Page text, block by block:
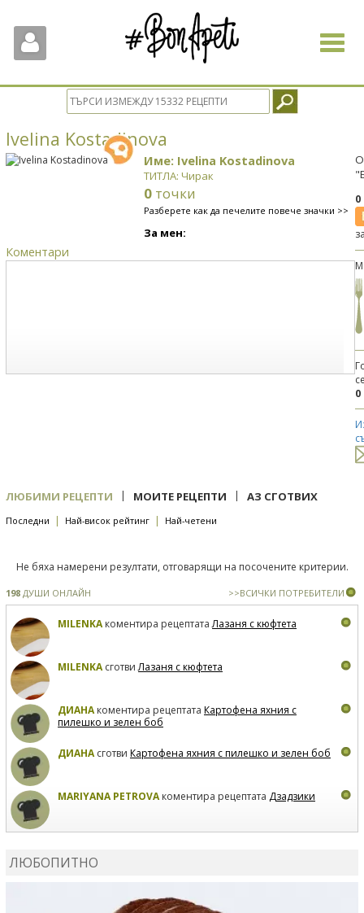
Toggle
Ivelina Kostadinova
Име: Ivelina Kostadinova
ТИТЛА: Чирак
0 точки
Разберете как да печелите повече значки >>
За мен:
Коментари
0
ЛЮБИМИ РЕЦЕПТИ | МОИТЕ РЕЦЕПТИ | АЗ СГОТВИХ
Последни | Най-висок рейтинг | Най-четени
Не бяха намерени резултати, отговарящи на посочените критерии.
198 ДУШИ ОНЛАЙН >>ВСИЧКИ ПОТРЕБИТЕЛИ
MILENKAкоментира рецептатаЛазаня с кюфтета
MILENKAсготвиЛазаня с кюфтета
ДИАНАкоментира рецептата Картофена яхния с
пилешко и зелен боб
ДИАНАсготви Картофена яхния с пилешко и зелен боб
MARIYANA PETROVAкоментира рецептата Дзадзики
ЛЮБОПИТНО